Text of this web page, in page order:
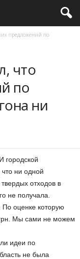
предложений по
что
по
ни
городской
ни одной
отходов в
не получала.
По оценке которую
Мы сами не можем
идеи по
не была